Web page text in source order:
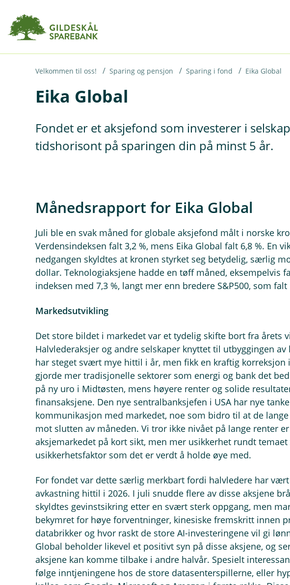
Velkommen til oss! Sparing og pensjon Sparing i fond Eika Global
Eika Global
Fondet er et aksjefond som investerer i
tidshorisont på sparingen din på minst 5 år.
Månedsrapport for Eika Global
Juli ble en svak måned for globale aksjefond målt i norske
Verdensindeksen falt 3,2 %, mens Eika Global falt 6,8 %. En
nedgangen skyldtes at kronen styrket seg betydelig, særlig
dollar. Teknologiaksjene hadde en tøff måned, eksempelvis
indeksen med 7,3 %, langt mer enn bredere S&P500, som falt
Markedsutvikling
Det store bildet i markedet var et tydelig skifte bort fra årets
Halvlederaksjer og andre selskaper knyttet til utbyggingen
har steget svært mye hittil i år, men fikk en kraftig korreksjon
gjorde mer tradisjonelle sektorer som energi og bank det
på ny uro i Midtøsten, mens høyere renter og solide
finansaksjene. Den nye sentralbanksjefen i USA har nye
kommunikasjon med markedet, noe som bidro til at de
mot slutten av måneden. Vi tror ikke nivået på lange renter
aksjemarkedet på kort sikt, men mer usikkerhet rundt
usikkerhetsfaktor som det er verdt å holde øye med.
For fondet var dette særlig merkbart fordi halvledere har
avkastning hittil i 2026. I juli snudde flere av disse aksjene
skyldtes gevinstsikring etter en svært sterk oppgang, men
bekymret for høye forventninger, kinesiske fremskritt innen
databrikker og hvor raskt de store AI-investeringene vil gi
Global beholder likevel et positivt syn på disse aksjene, og
aksjene kan komme tilbake i andre halvår. Spesielt
følge inntjeningene hos de store datasenterspillerne, eller